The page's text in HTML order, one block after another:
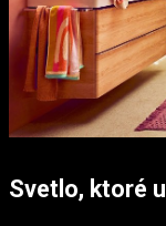
Svetlo, ktoré